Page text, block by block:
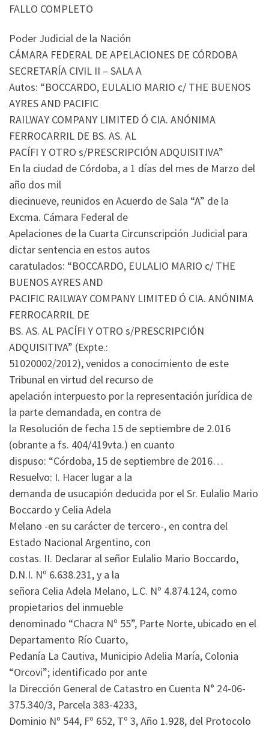
FALLO COMPLETO
Poder Judicial de la Nación
CÁMARA FEDERAL DE APELACIONES DE CÓRDOBA
SECRETARÍA CIVIL II – SALA A
Autos: “BOCCARDO, EULALIO MARIO c/ THE BUENOS
AYRES AND PACIFIC
RAILWAY COMPANY LIMITED Ó CIA. ANÓNIMA
FERROCARRIL DE BS. AS. AL
PACÍFI Y OTRO s/PRESCRIPCIÓN ADQUISITIVA”
En la ciudad de Córdoba, a 1 días del mes de Marzo del
año dos mil
diecinueve, reunidos en Acuerdo de Sala “A” de la
Excma. Cámara Federal de
Apelaciones de la Cuarta Circunscripción Judicial para
dictar sentencia en estos autos
caratulados: “BOCCARDO, EULALIO MARIO c/ THE
BUENOS AYRES AND
PACIFIC RAILWAY COMPANY LIMITED Ó CIA. ANÓNIMA
FERROCARRIL DE
BS. AS. AL PACÍFI Y OTRO s/PRESCRIPCIÓN
ADQUISITIVA” (Expte.:
51020002/2012), venidos a conocimiento de este
Tribunal en virtud del recurso de
apelación interpuesto por la representación jurídica de
la parte demandada, en contra de
la Resolución de fecha 15 de septiembre de 2.016
(obrante a fs. 404/419vta.) en cuanto
dispuso: “Córdoba, 15 de septiembre de 2016…
Resuelvo: I. Hacer lugar a la
demanda de usucapión deducida por el Sr. Eulalio Mario
Boccardo y Celia Adela
Melano -en su carácter de tercero-, en contra del
Estado Nacional Argentino, con
costas. II. Declarar al señor Eulalio Mario Boccardo,
D.N.I. Nº 6.638.231, y a la
señora Celia Adela Melano, L.C. Nº 4.874.124, como
propietarios del inmueble
denominado “Chacra Nº 55”, Parte Norte, ubicado en el
Departamento Río Cuarto,
Pedanía La Cautiva, Municipio Adelia María, Colonia
“Orcovi”; identificado por ante
la Dirección General de Catastro en Cuenta N° 24-06-
375.340/3, Parcela 383-4233,
Dominio Nº 544, Fº 652, Tº 3, Año 1.928, del Protocolo